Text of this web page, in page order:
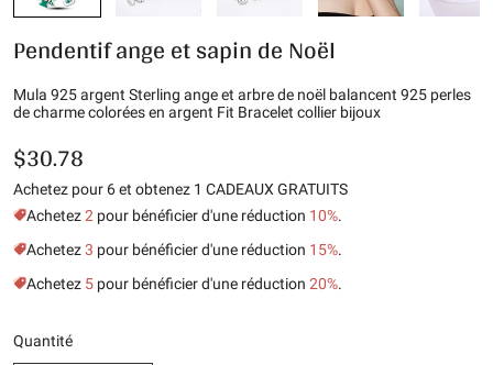
Pendentif ange et sapin de Noël
Mula 925 argent Sterling ange et arbre de noël balancent 925 perles
de charme colorées en argent Fit Bracelet collier bijoux
$30.78
Achetez pour 6 et obtenez 1 CADEAUX GRATUITS
Achetez2 pour bénéficier d'une réduction 10%.
Achetez3 pour bénéficier d'une réduction 15%.
Achetez 5 pour bénéficier d'une réduction 20%.
Quantité